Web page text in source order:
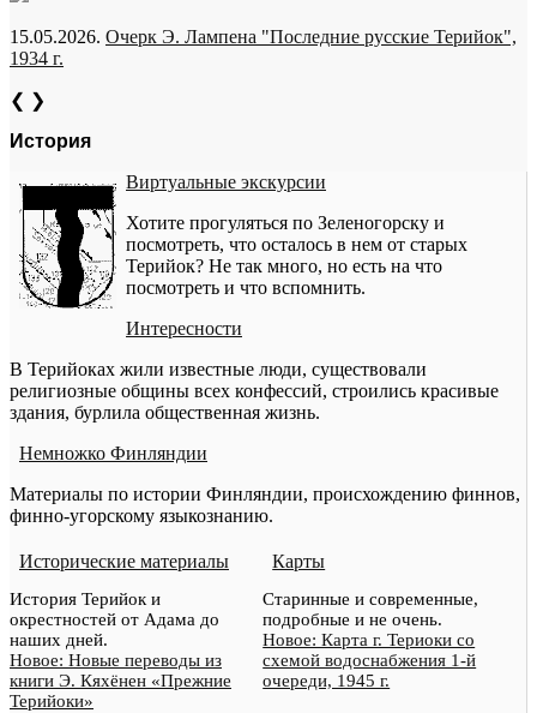
15.05.2026. Очерк Э. Лампена "Последние русские Терийок",
1934 г.
❮ ❯
История
Виртуальные экскурсии
Хотите прогуляться по Зеленогорску и
посмотреть, что осталось в нем от старых
Терийок? Не так много, но есть на что
посмотреть и что вспомнить.
Интересности
В Терийоках жили известные люди, существовали
религиозные общины всех конфессий, строились красивые
здания, бурлила общественная жизнь.
Немножко Финляндии
Материалы по истории Финляндии, происхождению финнов,
финно-угорскому языкознанию.
Исторические материалы
История Терийок и
окрестностей от Адама до
наших дней.
Новое: Новые переводы из
книги Э. Кяхёнен «Прежние
Терийоки»
Карты
Старинные и современные,
подробные и не очень.
Новое: Карта г. Териоки со
схемой водоснабжения 1-й
очереди, 1945 г.